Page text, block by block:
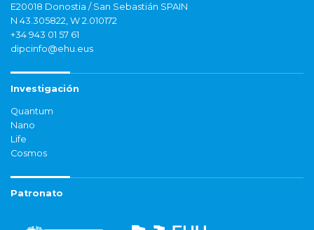
E20018 Donostia / San Sebastián SPAIN
N 43.305822, W 2.010172
+34 943 01 57 61
dipcinfo@ehu.eus
Investigación
Quantum
Nano
Life
Cosmos
Patronato